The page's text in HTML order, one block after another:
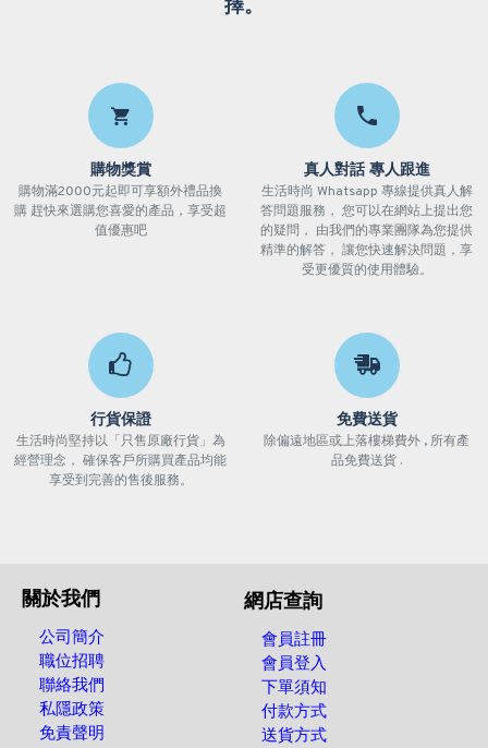
擇。
購物獎賞
購物滿2000元起即可享額外禮品換
購 趕快來選購您喜愛的產品，享受超
值優惠吧
真人對話 專人跟進
生活時尚 Whatsapp 專線提供真人解
答問題服務， 您可以在網站上提出您
的疑問， 由我們的專業團隊為您提供
精準的解答， 讓您快速解決問題，享
受更優質的使用體驗。
行貨保證
生活時尚堅持以「只售原廠行貨」為
經營理念， 確保客戶所購買產品均能
享受到完善的售後服務。
免費送貨
除偏遠地區或上落樓梯費外 , 所有產
品免費送貨 .
關於我們
公司簡介
職位招聘
聯絡我們
私隱政策
免責聲明
網店查詢
會員註冊
會員登入
下單須知
付款方式
送貨方式